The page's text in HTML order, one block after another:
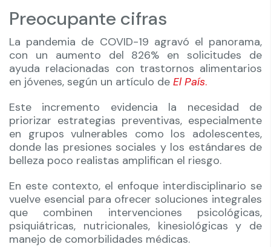
Preocupante cifras
La pandemia de COVID-19 agravó el panorama,
con un aumento del 826% en solicitudes de
ayuda relacionadas con trastornos alimentarios
en jóvenes, según un artículo de El País.
Este incremento evidencia la necesidad de
priorizar estrategias preventivas, especialmente
en grupos vulnerables como los adolescentes,
donde las presiones sociales y los estándares de
belleza poco realistas amplifican el riesgo.
En este contexto, el enfoque interdisciplinario se
vuelve esencial para ofrecer soluciones integrales
que combinen intervenciones psicológicas,
psiquiátricas, nutricionales, kinesiológicas y de
manejo de comorbilidades médicas.